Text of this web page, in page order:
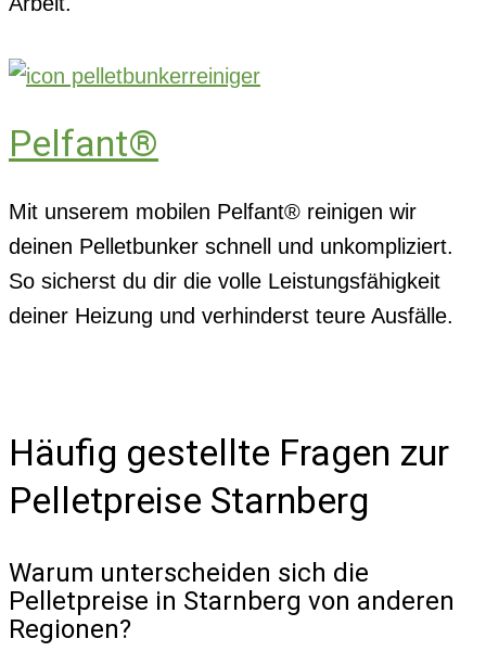
Pelfant®
Mit unserem mobilen Pelfant® reinigen wir
deinen Pelletbunker schnell und unkompliziert.
So sicherst du dir die volle Leistungsfähigkeit
deiner Heizung und verhinderst teure Ausfälle.
Häufig gestellte Fragen zur
Pelletpreise Starnberg
Warum unterscheiden sich die
Pelletpreise in Starnberg von anderen
Regionen?